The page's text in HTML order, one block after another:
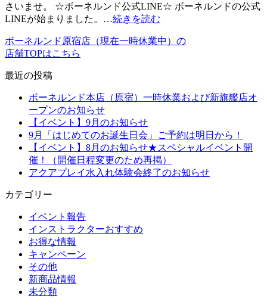
さいませ。 ☆ボーネルンド公式LINE☆ ボーネルンドの公式
LINEが始まりました。…続きを読む
ボーネルンド原宿店（現在一時休業中）の
店舗TOPはこちら
最近の投稿
ボーネルンド本店（原宿）一時休業および新旗艦店オ
ープンのお知らせ
【イベント】9月のお知らせ
9月「はじめてのお誕生日会」ご予約は明日から！
【イベント】8月のお知らせ★スペシャルイベント開
催！（開催日程変更のため再掲）
アクアプレイ水入れ体験会終了のお知らせ
カテゴリー
イベント報告
インストラクターおすすめ
お得な情報
キャンペーン
その他
新商品情報
未分類